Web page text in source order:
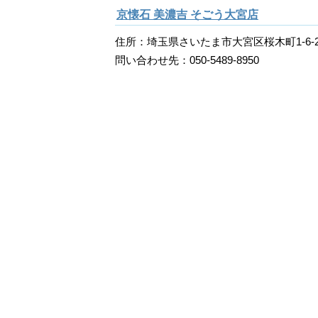
京懐石 美濃吉 そごう大宮店
住所：埼玉県さいたま市大宮区桜木町1-6-
問い合わせ先：050-5489-8950